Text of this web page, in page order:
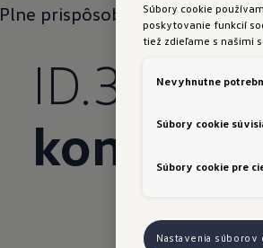
Plne prispôsobenévášmu
ID.3:
komfort
Súbory cookie
poskytovanie funkcií
tiež zdieľame s našimi
Nevyhnutne
Súbory cookie
Súbory cookie pre
Nastavenia súborov